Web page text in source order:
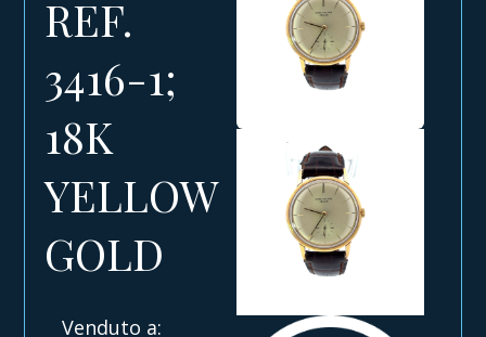
REF.
3416-1;
18K
YELLOW
GOLD
Venduto a: